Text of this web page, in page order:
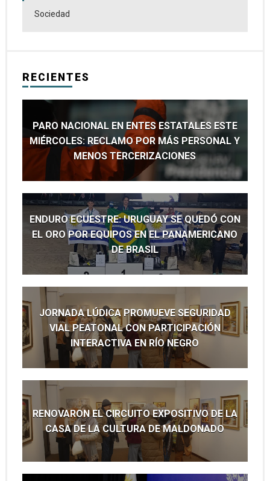
Sociedad
RECIENTES
PARO NACIONAL EN ENTES ESTATALES ESTE
MIÉRCOLES: RECLAMO POR MÁS PERSONAL Y
MENOS TERCERIZACIONES
ENDURO ECUESTRE: URUGUAY SE QUEDÓ CON
EL ORO POR EQUIPOS EN EL PANAMERICANO
DE BRASIL
JORNADA LÚDICA PROMUEVE SEGURIDAD
VIAL PEATONAL CON PARTICIPACIÓN
INTERACTIVA EN RÍO NEGRO
RENOVARON EL CIRCUITO EXPOSITIVO DE LA
CASA DE LA CULTURA DE MALDONADO